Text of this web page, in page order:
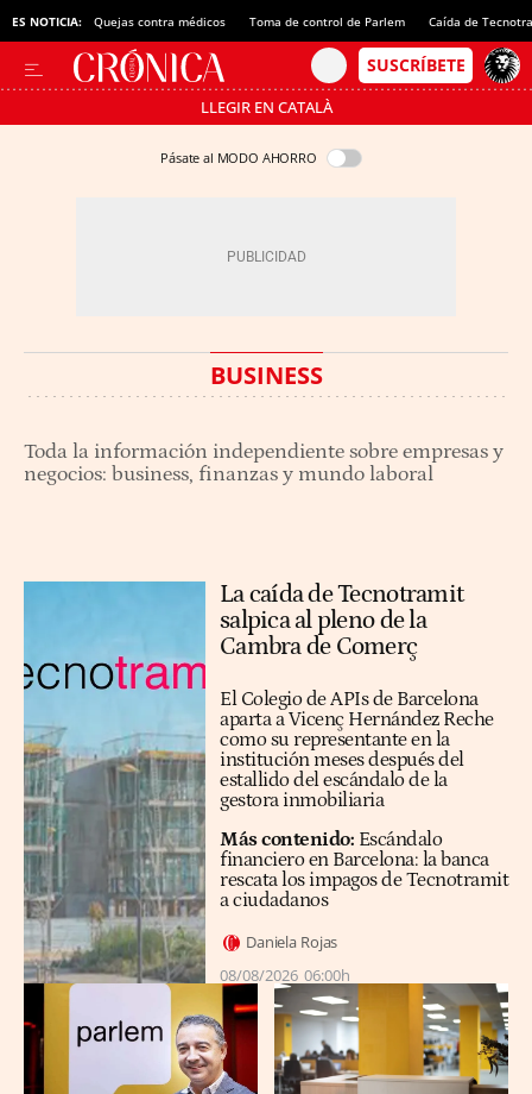
ES NOTICIA: Quejas contra médicos Toma de control de Parlem Caída de
LLEGIR EN CATALÀ
Pásate al MODO AHORRO
BUSINESS
Toda la información independiente sobre empresas y
negocios: business, finanzas y mundo laboral
La caída de Tecnotramit
salpica al pleno de la
Cambra de Comerç
El Colegio de APIs de Barcelona
aparta a Vicenç Hernández Reche
como su representante en la
institución meses después del
estallido del escándalo de la
gestora inmobiliaria
Más contenido: Escándalo
financiero en Barcelona: la banca
rescata los impagos de Tecnotramit
a ciudadanos
Daniela Rojas
08/08/2026 06:00h